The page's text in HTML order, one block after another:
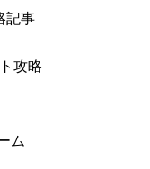
記事
攻略
ム